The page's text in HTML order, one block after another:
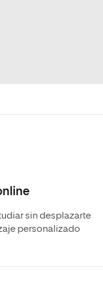
sin desplazarte
personalizado